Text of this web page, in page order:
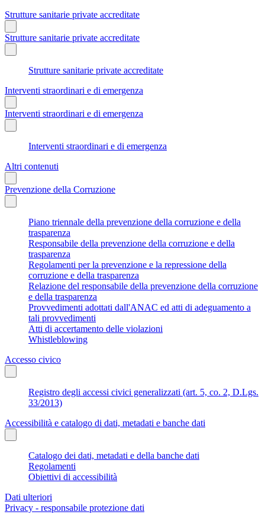
Strutture sanitarie private accreditate
Strutture sanitarie private accreditate
Strutture sanitarie private accreditate
Interventi straordinari e di emergenza
Interventi straordinari e di emergenza
Interventi straordinari e di emergenza
Altri contenuti
Prevenzione della Corruzione
Piano triennale della prevenzione della corruzione e della
trasparenza
Responsabile della prevenzione della corruzione e della
trasparenza
Regolamenti per la prevenzione e la repressione della
corruzione e della trasparenza
Relazione del responsabile della prevenzione della corruzione
e della trasparenza
Provvedimenti adottati dall'ANAC ed atti di adeguamento a
tali provvedimenti
Atti di accertamento delle violazioni
Whistleblowing
Accesso civico
Registro degli accessi civici generalizzati (art. 5, co. 2, D.Lgs.
33/2013)
Accessibilità e catalogo di dati, metadati e banche dati
Catalogo dei dati, metadati e della banche dati
Regolamenti
Obiettivi di accessibilità
Dati ulteriori
Privacy - responsabile protezione dati